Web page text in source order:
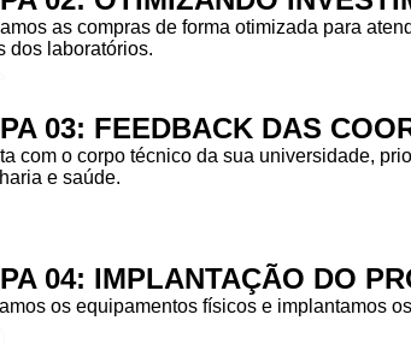
as compras de forma otimizada para
dos laboratórios.
03: FEEDBACK DAS
com o corpo técnico da sua universidade,
e saúde.
04: IMPLANTAÇÃO DO
os equipamentos físicos e implantamos